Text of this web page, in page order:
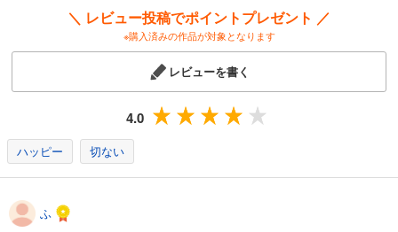
＼ レビュー投稿でポイントプレゼント ／
※購入済みの作品が対象となります
レビューを書く
4.0
ハッピー 切ない
ふ